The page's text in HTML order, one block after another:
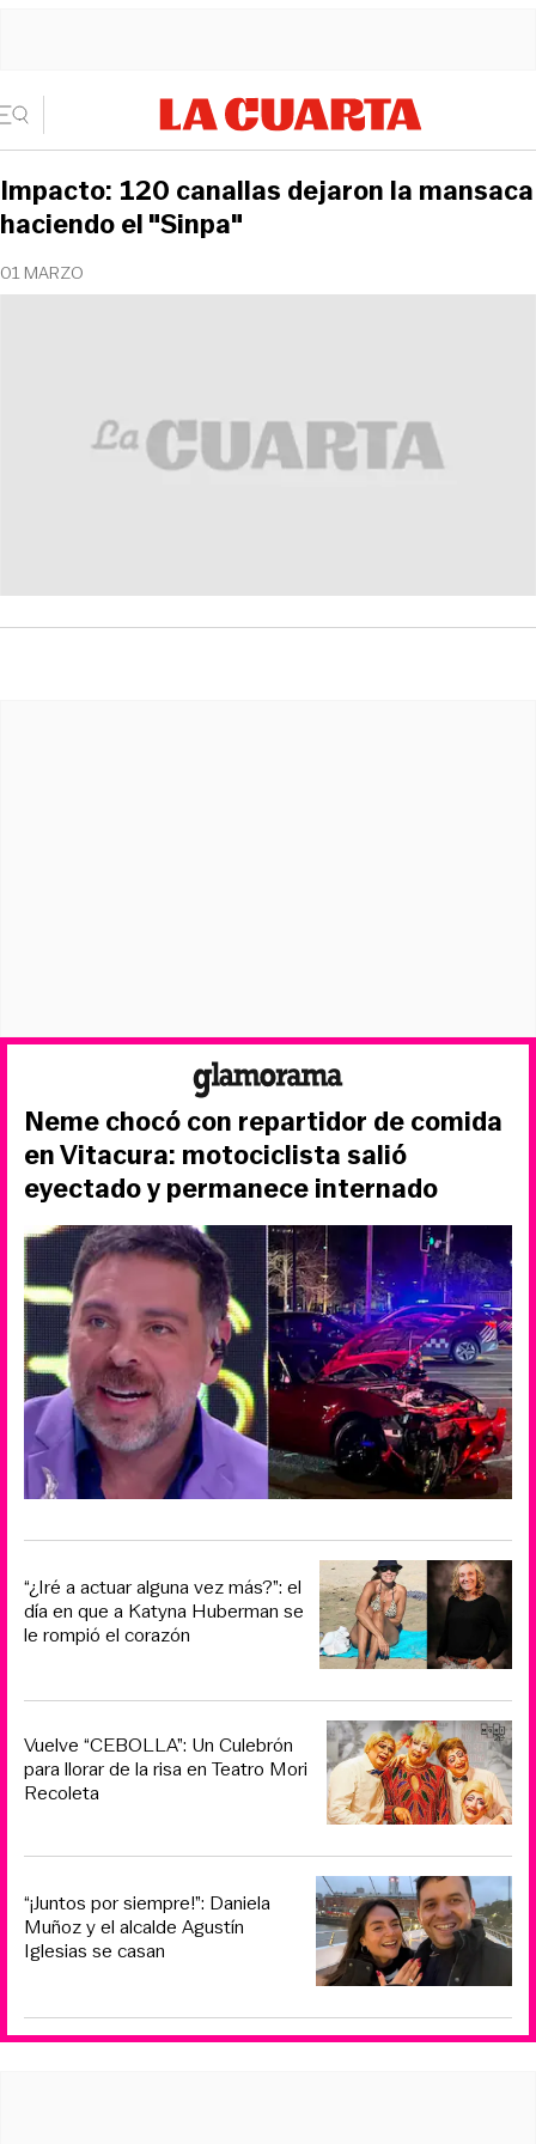
01 MARZO
Impacto: 120 canallas dejaron la mansaca
haciendo el "Sinpa"
Neme chocó con repartidor de comida
en Vitacura: motociclista salió
eyectado y permanece internado
“¿Iré a actuar alguna vez más?”: el
día en que a Katyna Huberman se
le rompió el corazón
Vuelve “CEBOLLA”: Un Culebrón
para llorar de la risa en Teatro Mori
Recoleta
“¡Juntos por siempre!”: Daniela
Muñoz y el alcalde Agustín
Iglesias se casan